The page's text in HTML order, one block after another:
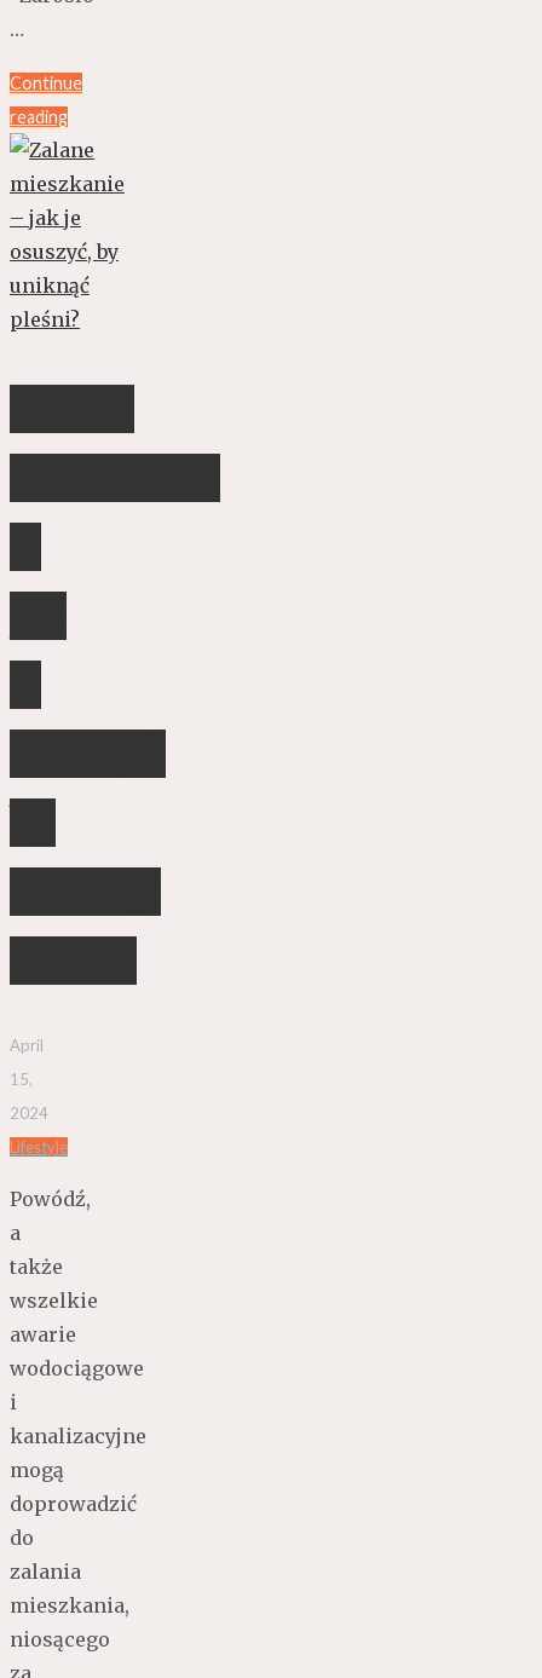
…
Continue
reading
April
15,
2024
Lifestyle
Powódź,
a
także
wszelkie
awarie
wodociągowe
i
kanalizacyjne
mogą
doprowadzić
do
zalania
mieszkania,
niosącego